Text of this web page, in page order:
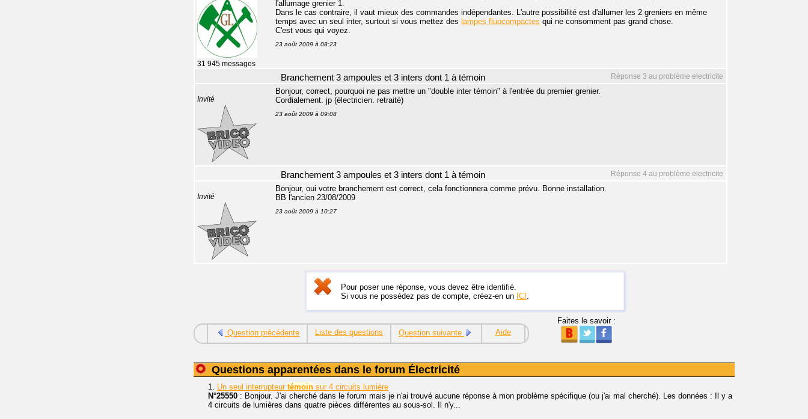
31 945 messages
l'allumage grenier 1.
Dans le cas contraire, il vaut mieux des commandes indépendantes. L'autre possibilité est d'allumer les 2 greniers en même
temps avec un seul inter, surtout si vous mettez des lampes fluocompactes qui ne consomment pas grand chose.
C'est vous qui voyez.
23 août 2009 à 08:23
Réponse 3 au problème electricite
Branchement 3 ampoules et 3 inters dont 1 à témoin
Invité
Bonjour, correct, pourquoi ne pas mettre un "double inter témoin" à l'entrée du premier grenier.
Cordialement. jp (électricien. retraité)
23 août 2009 à 09:08
Réponse 4 au problème electricite
Branchement 3 ampoules et 3 inters dont 1 à témoin
Invité
Bonjour, oui votre branchement est correct, cela fonctionnera comme prévu. Bonne installation.
BB l'ancien 23/08/2009
23 août 2009 à 10:27
Pour poser une réponse, vous devez être identifié.
Si vous ne possédez pas de compte, créez-en un ICI
Question précédente Liste des questions Question suivante Aide
Faites le savoir :
Questions apparentées dans le forum Électricité
1. Un seul interrupteur témoin sur 4 circuits lumière
N°25550 : Bonjour. J'ai cherché dans le forum mais je n'ai trouvé aucune réponse à mon problème spécifique (ou j'ai mal cherché). Les données : Il y a
4 circuits de lumières dans quatre pièces différentes au sous-sol. Il n'y...